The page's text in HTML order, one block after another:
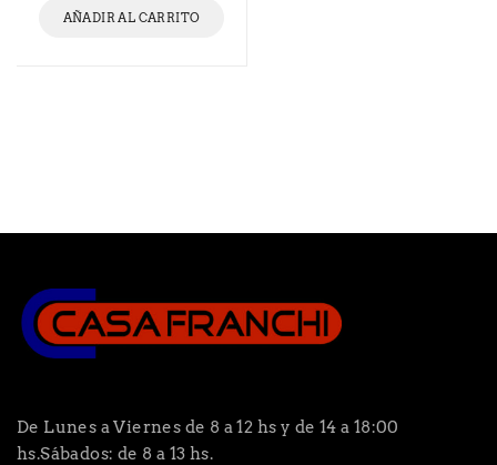
AÑADIR AL CARRITO
De Lunes a Viernes de 8 a 12 hs y de 14 a 18:00
hs.Sábados: de 8 a 13 hs.